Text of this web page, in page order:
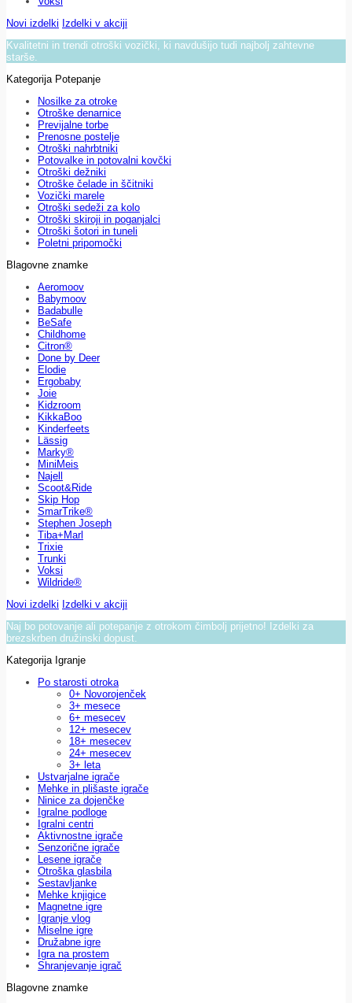
Novi izdelki Izdelki v akciji
Kvalitetni in trendi otroški vozički, ki navdušijo tudi najbolj zahtevne
starše.
Kategorija Potepanje
Nosilke za otroke
Otroške denarnice
Previjalne torbe
Prenosne postelje
Otroški nahrbtniki
Potovalke in potovalni kovčki
Otroški dežniki
Otroške čelade in ščitniki
Vozički marele
Otroški sedeži za kolo
Otroški skiroji in poganjalci
Otroški šotori in tuneli
Poletni pripomočki
Blagovne znamke
Aeromoov
Babymoov
Badabulle
BeSafe
Childhome
Citron®
Done by Deer
Elodie
Ergobaby
Joie
Kidzroom
KikkaBoo
Kinderfeets
Lässig
Marky®
MiniMeis
Najell
Scoot&Ride
Skip Hop
SmarTrike®
Stephen Joseph
Tiba+Marl
Trixie
Trunki
Voksi
Wildride®
Novi izdelki Izdelki v akciji
Naj bo potovanje ali potepanje z otrokom čimbolj prijetno! Izdelki za
brezskrben družinski dopust.
Kategorija Igranje
Po starosti otroka
0+ Novorojenček
3+ mesece
6+ mesecev
12+ mesecev
18+ mesecev
24+ mesecev
3+ leta
Ustvarjalne igrače
Mehke in plišaste igrače
Ninice za dojenčke
Igralne podloge
Igralni centri
Aktivnostne igrače
Senzorične igrače
Lesene igrače
Otroška glasbila
Sestavljanke
Mehke knjigice
Magnetne igre
Igranje vlog
Miselne igre
Družabne igre
Igra na prostem
Shranjevanje igrač
Blagovne znamke